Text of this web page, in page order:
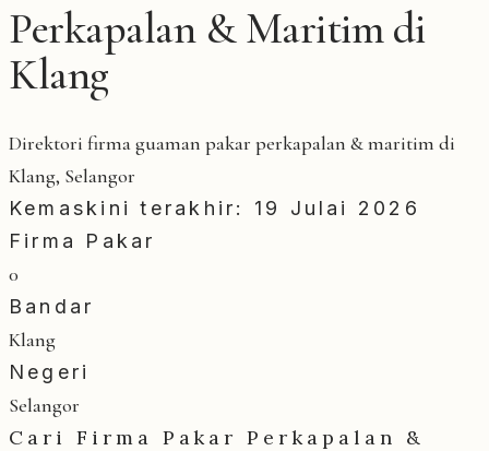
Perkapalan & Maritim di
Klang
Direktori firma guaman pakar perkapalan & maritim di
Klang, Selangor
Kemaskini terakhir: 19 Julai 2026
Firma Pakar
0
Bandar
Klang
Negeri
Selangor
Cari Firma Pakar Perkapalan &